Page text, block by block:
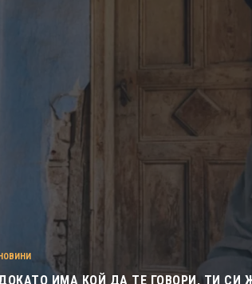
ИМА КОЙ ДА ТЕ ГОВОРИ, ТИ СИ